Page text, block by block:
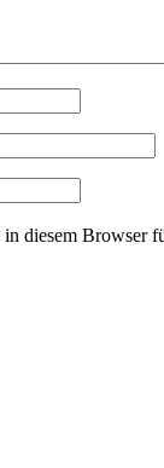
diesem Browser